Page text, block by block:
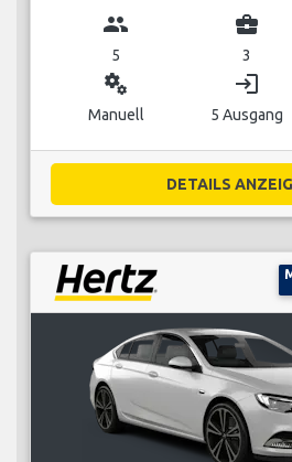
group
5
business_center
3
miscellaneous_services
Manuell
login
5 Ausgang
DETAILS